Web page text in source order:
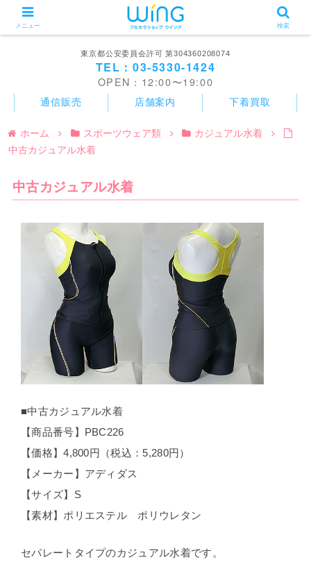
東京都公安委員会許可 第304360208074
TEL：03-5330-1424
OPEN：12:00〜19:00
通信販売 店舗案内 下着買取
ホーム スポーツウェア類
カジュアル水着
中古カジュアル水着
中古カジュアル水着
■中古カジュアル水着
【商品番号】PBC226
【価格】4,800円（税込：5,280円）
【メーカー】アディダス
【サイズ】S
【素材】ポリエステル ポリウレタン
セパレートタイプのカジュアル水着です。
メニュー 検索